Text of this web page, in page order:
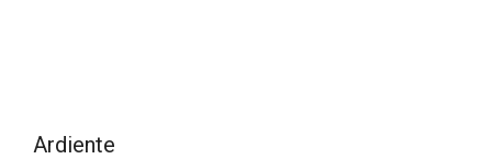
Ardiente